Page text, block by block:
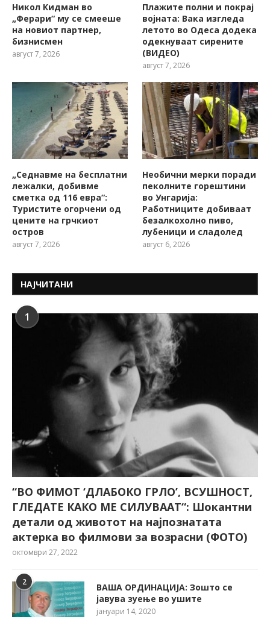
Никол Кидман во
„Ферари“ му се смееше
на новиот партнер,
бизнисмен
август 7, 2026
Плажите полни и покрај
војната: Вака изгледа
летото во Одеса додека
одекнуваат сирените
(ВИДЕО)
август 7, 2026
„Седнавме на бесплатни
лежалки, добивме
сметка од 116 евра“:
Туристите огорчени од
цените на грчкиот
остров
август 7, 2026
Необични мерки поради
пеколните горештини
во Унгарија:
Работниците добиваат
безалкохолно пиво,
лубеници и сладолед
август 6, 2026
НАЈЧИТАНИ
1
“ВО ФИМОТ ‘ДЛАБОКО ГРЛО’, ВСУШНОСТ,
ГЛЕДАТЕ КАКО МЕ СИЛУВААТ“: Шокантни
детали од животот на најпознатата
актерка во филмови за возрасни (ФОТО)
октомври 27, 2022
2
ВАША ОРДИНАЦИЈА: Зошто се
јавува зуење во ушите
јануари 14, 2020